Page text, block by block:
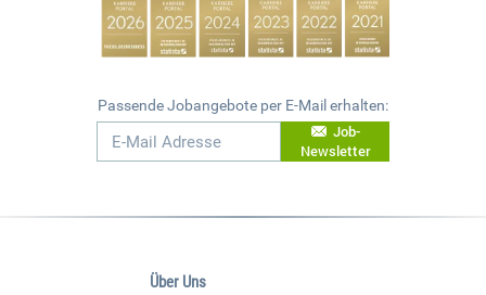
Passende Jobangebote per E-Mail erhalten:
Job-
Newsletter
Über Uns